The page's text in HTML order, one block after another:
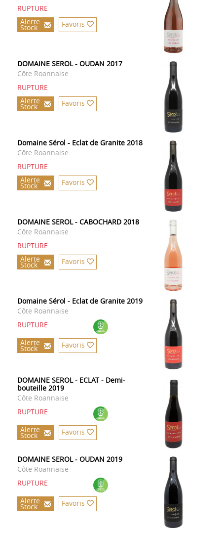
RUPTURE
Alerte
Stock Favoris
DOMAINE SEROL - OUDAN 2017
Côte Roannaise
RUPTURE
Alerte
Stock Favoris
Domaine Sérol - Eclat de Granite 2018
Côte Roannaise
RUPTURE
Alerte
Stock Favoris
DOMAINE SEROL - CABOCHARD 2018
Côte Roannaise
RUPTURE
Alerte
Stock Favoris
Domaine Sérol - Eclat de Granite 2019
Côte Roannaise
RUPTURE
Alerte
Stock Favoris
DOMAINE SEROL - ECLAT - Demi-
bouteille 2019
Côte Roannaise
RUPTURE
Alerte
Stock Favoris
DOMAINE SEROL - OUDAN 2019
Côte Roannaise
RUPTURE
Alerte
Stock Favoris